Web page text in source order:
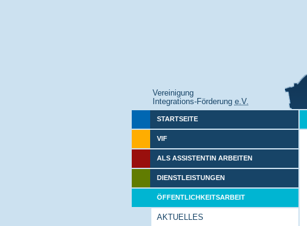
Vereinigung
Integrations-Förderung e.V.
STARTSEITE
VIF
ALS ASSISTENTIN ARBEITEN
DIENSTLEISTUNGEN
ÖFFENTLICHKEITSARBEIT
AKTUELLES